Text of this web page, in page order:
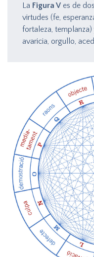
La Figura V es de
virtudes (fe,
fortaleza, templanza)
avaricia, orgullo,